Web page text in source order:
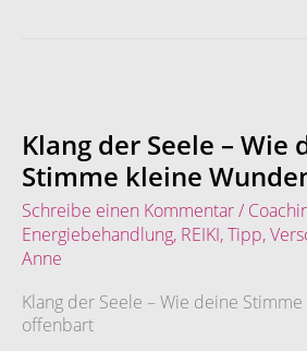
Klang der Seele – Wie
Stimme kleine
Schreibe einen Kommentar/
Energiebehandlung, REIKI,Tipp,
Anne
Klang der Seele – Wie deine
offenbart
Seele
–
Wie
deine
Stimme
kleine
offenbart